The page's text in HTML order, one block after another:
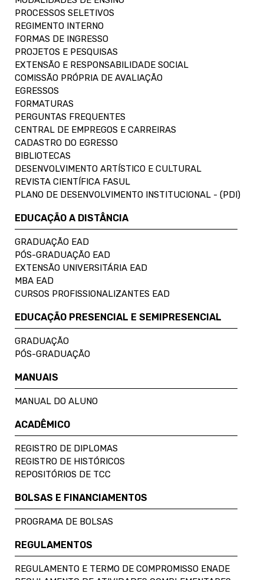
PROCESSOS SELETIVOS
REGIMENTO INTERNO
FORMAS DE INGRESSO
PROJETOS E PESQUISAS
EXTENSÃO E RESPONSABILIDADE SOCIAL
COMISSÃO PRÓPRIA DE AVALIAÇÃO
EGRESSOS
FORMATURAS
PERGUNTAS FREQUENTES
CENTRAL DE EMPREGOS E CARREIRAS
CADASTRO DO EGRESSO
BIBLIOTECAS
DESENVOLVIMENTO ARTÍSTICO E CULTURAL
REVISTA CIENTÍFICA FASUL
PLANO DE DESENVOLVIMENTO INSTITUCIONAL - (PDI)
EDUCAÇÃO A DISTÂNCIA
GRADUAÇÃO EAD
PÓS-GRADUAÇÃO EAD
EXTENSÃO UNIVERSITÁRIA EAD
MBA EAD
CURSOS PROFISSIONALIZANTES EAD
EDUCAÇÃO PRESENCIAL E SEMIPRESENCIAL
GRADUAÇÃO
PÓS-GRADUAÇÃO
MANUAIS
MANUAL DO ALUNO
ACADÊMICO
REGISTRO DE DIPLOMAS
REGISTRO DE HISTÓRICOS
REPOSITÓRIOS DE TCC
BOLSAS E FINANCIAMENTOS
PROGRAMA DE BOLSAS
REGULAMENTOS
REGULAMENTO E TERMO DE COMPROMISSO ENADE